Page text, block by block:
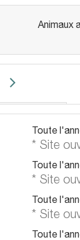
Animaux
Toute
* Site
Toute
* Site
Toute
* Site
Toute